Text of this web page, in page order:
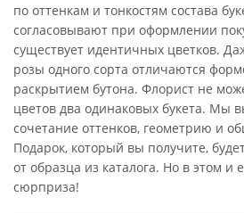
по оттенкам и тонкостям состава
согласовывают при оформлении
существует идентичных цветков.
розы одного сорта отличаются
раскрытием бутона. Флорист не
цветов два одинаковых букета. Мы
сочетание оттенков, геометрию и
Подарок, который вы получите,
от образца из каталога. Но в этом и
сюрприза!